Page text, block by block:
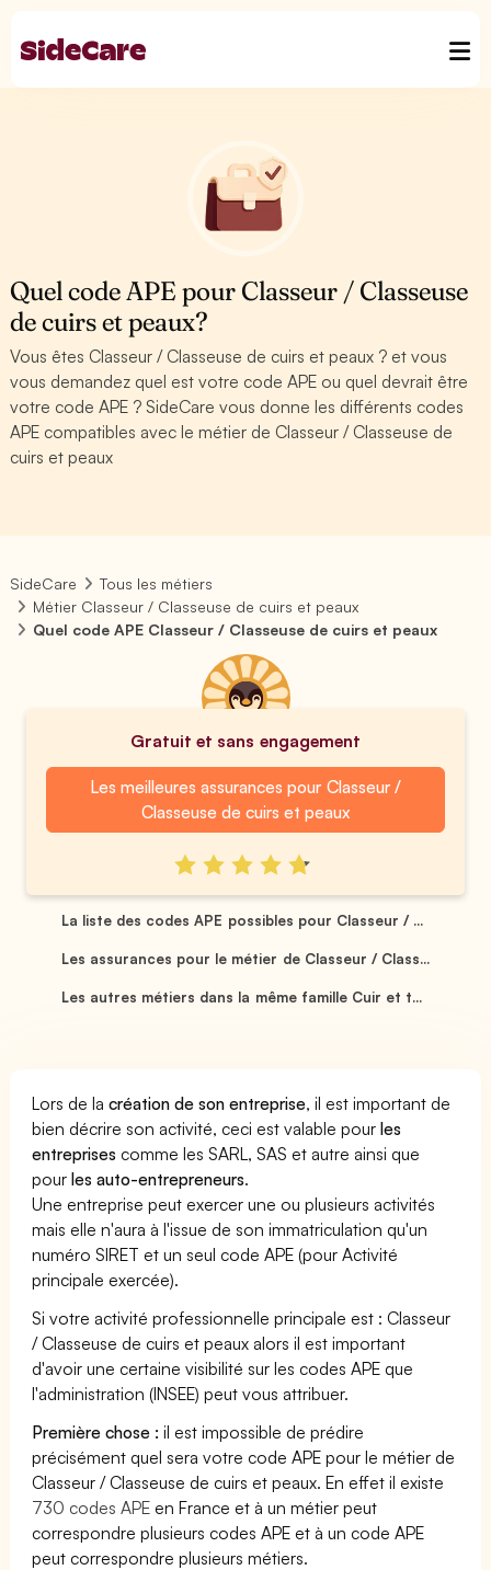
Quel code APE pour Classeur / Classeuse
de cuirs et peaux?
Vous êtes Classeur / Classeuse de cuirs et peaux ? et vous
vous demandez quel est votre code APE ou quel devrait être
votre code APE ? SideCare vous donne les différents codes
APE compatibles avec le métier de Classeur / Classeuse de
cuirs et peaux
SideCare
Tous les métiers
Métier Classeur / Classeuse de cuirs et peaux
Quel code APE Classeur / Classeuse de cuirs et peaux
Gratuit et sans engagement
Les meilleures assurances pour Classeur /
Classeuse de cuirs et peaux
La liste des codes APE possibles pour Classeur / ...
Les assurances pour le métier de Classeur / Class...
Les autres métiers dans la même famille Cuir et t...
Lors de lacréation de son entreprise, il est important de
bien décrire son activité, ceci est valable pourles
entreprises comme les SARL, SAS et autre ainsi que
pourles auto-entrepreneurs.
Une entreprise peut exercer une ou plusieurs activités
mais elle n'aura à l'issue de son immatriculation qu'un
numéro SIRET et un seul code APE (pour Activité
principale exercée).
Si votre activité professionnelle principale est : Classeur
/ Classeuse de cuirs et peaux alors il est important
d'avoir une certaine visibilité sur les codes APE que
l'administration (INSEE) peut vous attribuer.
Première chose : il est impossible de prédire
précisément quel sera votre code APE pour le métier de
Classeur / Classeuse de cuirs et peaux. En effet il existe
730 codes APE en France et à un métier peut
correspondre plusieurs codes APE et à un code APE
peut correspondre plusieurs métiers.